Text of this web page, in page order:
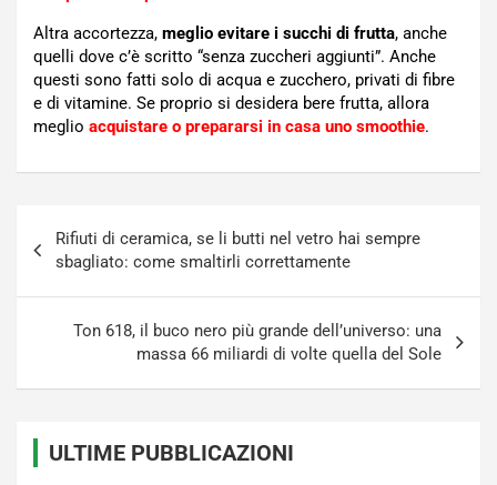
Altra accortezza, meglio evitare i succhi di frutta, anche
quelli dove c’è scritto “senza zuccheri aggiunti”. Anche
questi sono fatti solo di acqua e zucchero, privati di fibre
e di vitamine. Se proprio si desidera bere frutta, allora
meglio acquistare o prepararsi in casa uno smoothie.
articoli
Rifiuti di ceramica, se li butti nel vetro hai sempre
sbagliato: come smaltirli correttamente
Ton 618, il buco nero più grande dell’universo: una
massa 66 miliardi di volte quella del Sole
ULTIME PUBBLICAZIONI